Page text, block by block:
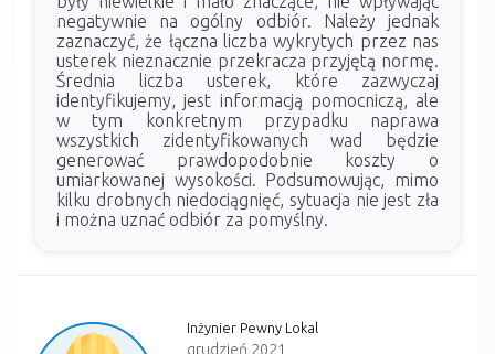
negatywnie na ogólny odbiór. Należy jednak
zaznaczyć, że łączna liczba wykrytych przez nas
usterek nieznacznie przekracza przyjętą normę.
Średnia liczba usterek, które zazwyczaj
identyfikujemy, jest informacją pomocniczą, ale
w tym konkretnym przypadku naprawa
wszystkich zidentyfikowanych wad będzie
generować prawdopodobnie koszty o
umiarkowanej wysokości. Podsumowując, mimo
kilku drobnych niedociągnięć, sytuacja nie jest zła
i można uznać odbiór za pomyślny.
Inżynier Pewny Lokal
grudzień 2021